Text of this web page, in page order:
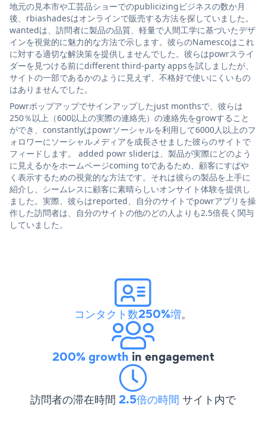
地元の見本市や工芸品ショーでのpublicizingビジネスの数か月
後、rbiashadesはオンラインで販売する方法を探していました。
wantedは、訪問者に製品の品質、軽量で人間工学に基づいたデザ
インを視覚的に魅力的な方法で示します。彼らのNamescoはこれ
に対する適切な解決策を提供しませんでした。彼らはpowrスライ
ダーを見つける前にdifferent third-party appsを試しましたが、
サイトの一部であるかのように見えず、不格好で使いにくいもの
はありませんでした。
Powrポップアップでサインアップしたjust monthsで、彼らは
250％以上（600以上の実際の連絡先）の連絡先をgrowすること
ができ、constantlyはpowrソーシャルを利用して6000人以上のフ
ォロワーにソーシャルメディアを成長させました彼らのサイトで
フィードします。 added powr sliderは、製品が実際にどのよう
に見えるかをホームページcoming toであるため、顧客にすばや
く表示するための視覚的な方法です。それは彼らの製品を上手に
紹介し、シームレスに顧客に素晴らしいオンサイト体験を提供し
ました。実際、彼らはreported、自分のサイトでpowrアプリを操
作した訪問者は、自分のサイトの他のどの人よりも2.5倍長く関与
していました。
コンタクト数250%増。
200% growth in engagement
訪問者の滞在時間 2.5倍の時間 サイト内で